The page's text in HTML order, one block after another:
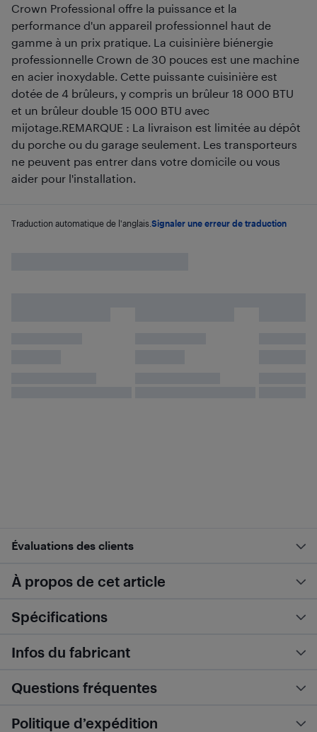
Crown Professional offre la puissance et la
performance d'un appareil professionnel haut de
gamme à un prix pratique. La cuisinière biénergie
professionnelle Crown de 30 pouces est une machine
en acier inoxydable. Cette puissante cuisinière est
dotée de 4 brûleurs, y compris un brûleur 18 000 BTU
et un brûleur double 15 000 BTU avec
mijotage.REMARQUE : La livraison est limitée au dépôt
du porche ou du garage seulement. Les transporteurs
ne peuvent pas entrer dans votre domicile ou vous
aider pour l'installation.
Traduction automatique de l'anglais. Signaler une erreur de traduction
Évaluations des clients
À propos de cet article
Spécifications
Infos du fabricant
Questions fréquentes
Politique d’expédition